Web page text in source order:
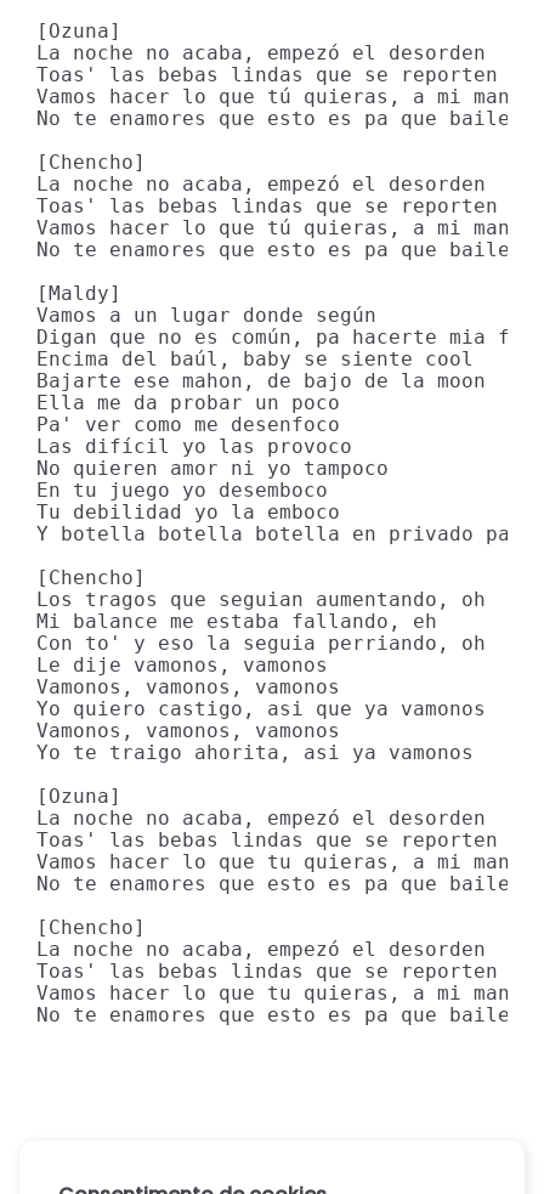
[Ozuna]
La noche no acaba, empezó el desorden
Toas' las bebas lindas que se reporten
Vamos hacer lo que tú quieras, a mi
No te enamores que esto es pa que baile
[Chencho]
La noche no acaba, empezó el desorden
Toas' las bebas lindas que se reporten
Vamos hacer lo que tú quieras, a mi
No te enamores que esto es pa que baile
[Maldy]
Vamos a un lugar donde según
Digan que no es común, pa hacerte mia
Encima del baúl, baby se siente cool
Bajarte ese mahon, de bajo de la moon
Ella me da probar un poco
Pa' ver como me desenfoco
Las difícil yo las provoco
No quieren amor ni yo tampoco
En tu juego yo desemboco
Tu debilidad yo la emboco
Y botella botella botella en privado para
[Chencho]
Los tragos que seguian aumentando, oh
Mi balance me estaba fallando, eh
Con to' y eso la seguia perriando, oh
Le dije vamonos, vamonos
Vamonos, vamonos, vamonos
Yo quiero castigo, asi que ya vamonos
Vamonos, vamonos, vamonos
Yo te traigo ahorita, asi ya vamonos
[Ozuna]
La noche no acaba, empezó el desorden
Toas' las bebas lindas que se reporten
Vamos hacer lo que tu quieras, a mi
No te enamores que esto es pa que baile
[Chencho]
La noche no acaba, empezó el desorden
Toas' las bebas lindas que se reporten
Vamos hacer lo que tu quieras, a mi
No te enamores que esto es pa que baile